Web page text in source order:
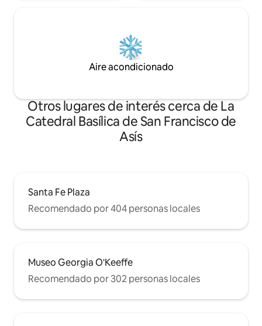
Aire acondicionado
Otros lugares de interés cerca de La
Catedral Basílica de San Francisco de
Asís
Santa Fe Plaza
Recomendado por 404 personas locales
Museo Georgia O'Keeffe
Recomendado por 302 personas locales